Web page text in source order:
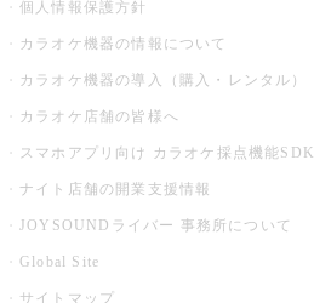
個人情報保護方針
カラオケ機器の情報について
カラオケ機器の導入（購入・レンタル）
カラオケ店舗の皆様へ
スマホアプリ向け カラオケ採点機能SDK
ナイト店舗の開業支援情報
JOYSOUNDライバー 事務所について
Global Site
サイトマップ